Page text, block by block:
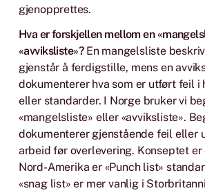
gjenopprettes.
Hva er forskjellen mellom en
«avviksliste»?En mangelsliste
gjenstår å ferdigstille, mens en
dokumenterer hva som er utført feil i
eller standarder. I Norge bruker vi
«mangelsliste» eller «avviksliste».
dokumenterer gjenstående feil eller
arbeid før overlevering. Konseptet er
Nord-Amerika er «Punch list»
«snag list» er mer vanlig i